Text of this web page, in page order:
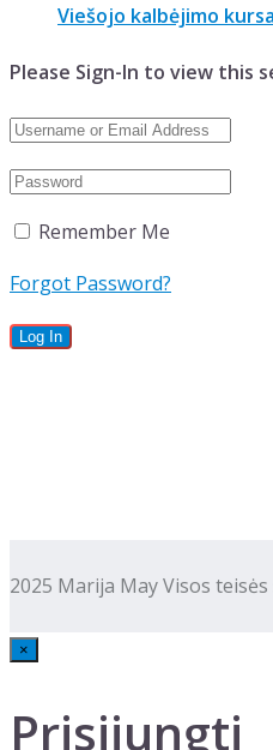
Viešojo kalbėjimo
Please Sign-In to view this
Remember Me
Forgot Password?
2025 Marija May Visos
×
Prisijungti